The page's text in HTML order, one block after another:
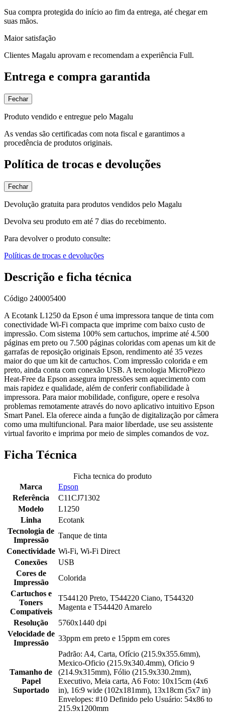
Sua compra protegida do início ao fim da entrega, até chegar em
suas mãos.
Maior satisfação
Clientes Magalu aprovam e recomendam a experiência Full.
Entrega e compra garantida
Fechar
Produto vendido e entregue pelo Magalu
As vendas são certificadas com nota fiscal e garantimos a
procedência de produtos originais.
Política de trocas e devoluções
Fechar
Devolução gratuita para produtos vendidos pelo Magalu
Devolva seu produto em até 7 dias do recebimento.
Para devolver o produto consulte:
Políticas de trocas e devoluções
Descrição e ficha técnica
Código 240005400
A Ecotank L1250 da Epson é uma impressora tanque de tinta com
conectividade Wi-Fi compacta que imprime com baixo custo de
impressão. Com sistema 100% sem cartuchos, imprime até 4.500
páginas em preto ou 7.500 páginas coloridas com apenas um kit de
garrafas de reposição originais Epson, rendimento até 35 vezes
maior do que um kit de cartuchos. Com impressão colorida e em
preto, ainda conta com conexão USB. A tecnologia MicroPiezo
Heat-Free da Epson assegura impressões sem aquecimento com
mais rapidez e qualidade, além de conferir confiabilidade à
impressora. Para maior mobilidade, configure, opere e resolva
problemas remotamente através do novo aplicativo intuitivo Epson
Smart Panel. Ela oferece ainda a função de digitalização por câmera
como uma multifuncional. Para maior liberdade, use seu assistente
virtual favorito e imprima por meio de simples comandos de voz.
Ficha Técnica
Ficha tecnica do produto
Marca
Epson
Referência
C11CJ71302
Modelo
L1250
Linha
Ecotank
Tecnologia de
Impressão
Tanque de tinta
Conectividade Wi-Fi, Wi-Fi Direct
Conexões
USB
Cores de
Impressão
Colorida
Cartuchos e
Toners
Compatíveis
T544120 Preto, T544220 Ciano, T544320
Magenta e T544420 Amarelo
Resolução
5760x1440 dpi
Velocidade de
Impressão
33ppm em preto e 15ppm em cores
Tamanho de
Papel
Suportado
Padrão: A4, Carta, Ofício (215.9x355.6mm),
Mexico-Oficio (215.9x340.4mm), Oficio 9
(214.9x315mm), Fólio (215.9x330.2mm),
Executivo, Meia carta, A6 Foto: 10x15cm (4x6
in), 16:9 wide (102x181mm), 13x18cm (5x7 in)
Envelopes: #10 Definido pelo Usuário: 54x86 to
215.9x1200mm